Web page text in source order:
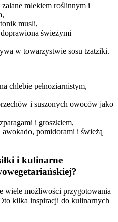
zalane mlekiem roślinnym i
musli,
świeżymi
w towarzystwie sosu tzatziki.
chlebie pełnoziarnistym,
i suszonych owoców jako
i groszkiem,
awokado, pomidorami i świeżą
i kulinarne
wiele możliwości przygotowania
kilka inspiracji do kulinarnych